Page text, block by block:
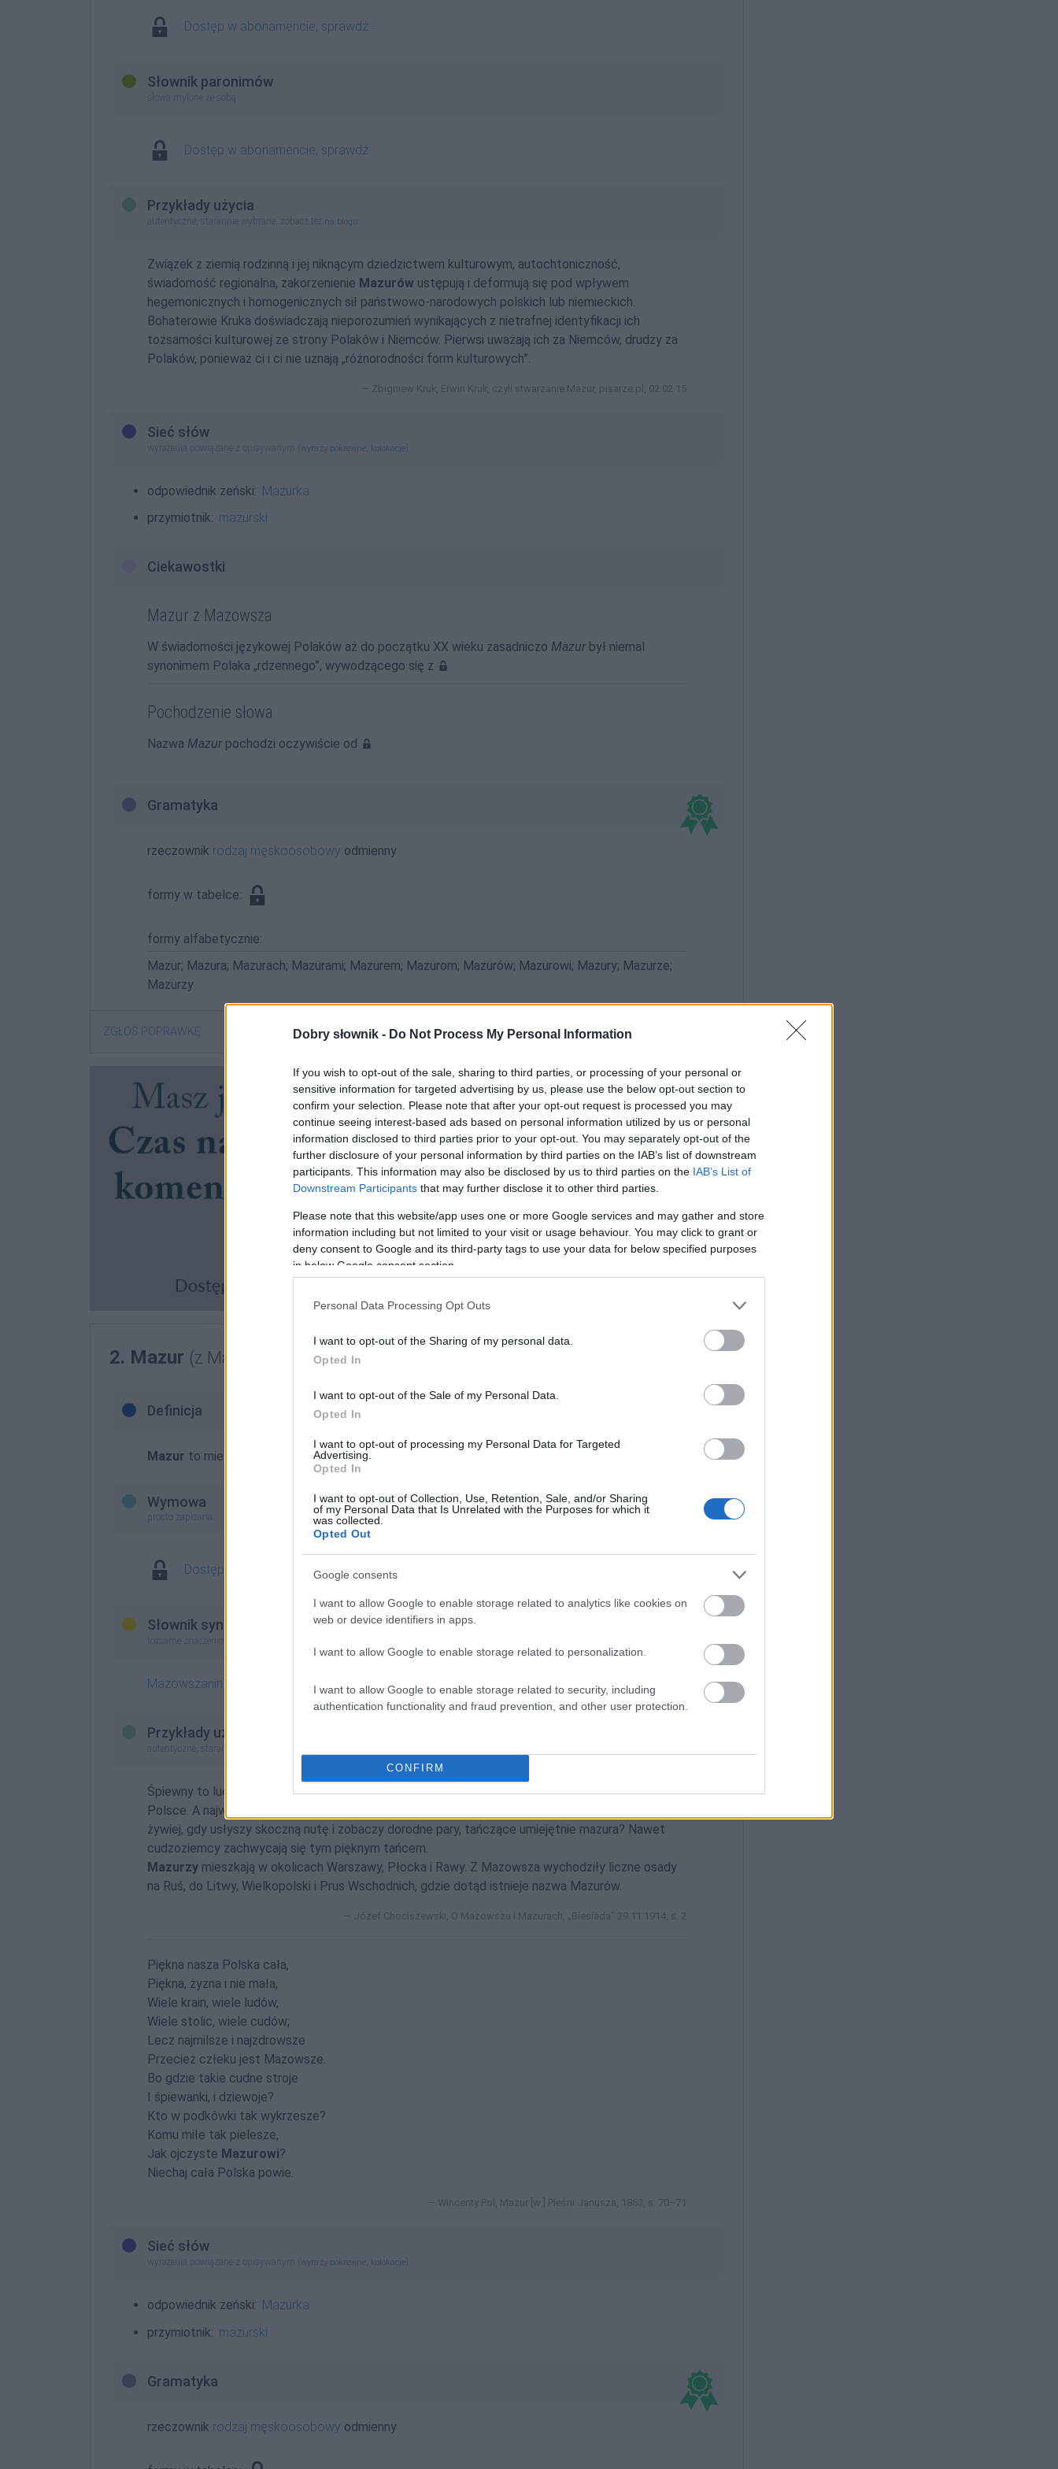
Dobry słownik - Do Not Process My Personal Information
If you wish to opt-out of the sale, sharing to third parties, or processing of your personal or
sensitive information for targeted advertising by us, please use the below opt-out section to
confirm your selection. Please note that after your opt-out request is processed you may
continue seeing interest-based ads based on personal information utilized by us or personal
information disclosed to third parties prior to your opt-out. You may separately opt-out of the
further disclosure of your personal information by third parties on the IAB’s list of downstream
participants. This information may also be disclosed by us to third parties on the IAB’s List of
Downstream Participants that may further disclose it to other third parties.
Please note that this website/app uses one or more Google services and may gather and store
information including but not limited to your visit or usage behaviour. You may click to grant or
deny consent to Google and its third-party tags to use your data for below specified purposes
in below Google consent section.
Personal Data Processing Opt Outs
I want to opt-out of the Sharing of my personal data.
Opted In
I want to opt-out of the Sale of my Personal Data.
Opted In
I want to opt-out of processing my Personal Data for Targeted
Advertising.
Opted In
I want to opt-out of Collection, Use, Retention, Sale, and/or Sharing
of my Personal Data that Is Unrelated with the Purposes for which it
was collected.
Opted Out
Google consents
I want to allow Google to enable storage related to analytics like cookies on
web or device identifiers in apps.
I want to allow Google to enable storage related to personalization.
I want to allow Google to enable storage related to security, including
authentication functionality and fraud prevention, and other user protection.
CONFIRM
Dostęp w abonamencie, sprawdź
Słownik paronimów
słowa mylone ze sobą
Dostęp w abonamencie, sprawdź
Przykłady użycia
autentyczne, starannie wybrane, zobacz też na blogu
Związek z ziemią rodzinną i jej niknącym dziedzictwem kulturowym, autochtoniczność,
świadomość regionalna, zakorzenienie Mazurów ustępują i deformują się pod wpływem
hegemonicznych i homogenicznych sił państwowo-narodowych polskich lub niemieckich.
Bohaterowie Kruka doświadczają nieporozumień wynikających z nietrafnej identyfikacji ich
tożsamości kulturowej ze strony Polaków i Niemców. Pierwsi uważają ich za Niemców, drudzy za
Polaków, ponieważ ci i ci nie uznają „różnorodności form kulturowych”.
Zbigniew Kruk, Erwin Kruk, czyli stwarzanie Mazur, pisarze.pl, 02.02.15
Sieć słów
wyrażenia powiązane z opisywanym ( wyrazy pokrewne kolokacje
odpowiednik żeński: Mazurka
przymiotnik: mazurski
Ciekawostki
Mazur z Mazowsza
W świadomości językowej Polaków aż do początku XX wieku zasadniczo Mazurbył niemal
synonimem Polaka „rdzennego”, wywodzącego się z
Pochodzenie słowa
Nazwa Mazurpochodzi oczywiście od
Gramatyka
rzeczownik rodzaj męskoosobowy odmienny
formy w tabelce:
formy alfabetycznie:
Mazur; Mazura; Mazurach; Mazurami; Mazurem; Mazurom; Mazurów; Mazurowi; Mazury; Mazurze;
Mazurzy
ZGŁOŚ POPRAWKĘ
2. Mazur (z Mazowsza)
Definicja
Mazur to mieszkaniec Mazowsza; słowo nieco przestarzałe
Wymowa
prosto zapisana
Dostęp w abonamencie, sprawdź
Słownik synonimów
tożsame znaczeniowo (zastępcze słowa)
Mazowszanin
Przykłady użycia
autentyczne, starannie wybrane, zobacz też
Śpiewny to lud ci Mazurowie. Nuta i pieśń mazowiecka pod nazwą mazurków słyną w całej
Polsce. A najwięcej taniec mazur, król, że tak powiemy, polskich tańców. Komuż serce nie zabije
żywiej, gdy usłyszy skoczną nutę i zobaczy dorodne pary, tańczące umiejętnie mazura? Nawet
cudzoziemcy zachwycają się tym pięknym tańcem.
Mazurzy mieszkają w okolicach Warszawy, Płocka i Rawy. Z Mazowsza wychodziły liczne osady
na Ruś, do Litwy, Wielkopolski i Prus Wschodnich, gdzie dotąd istnieje nazwa Mazurów.
Józef Chociszewski, O Mazowszu i Mazurach, „Biesiada” 29.11.1914, s. 2
Piękna nasza Polska cała,
Piękna, żyzna i nie mała,
Wiele krain, wiele ludów,
Wiele stolic, wiele cudów;
Lecz najmilsze i najzdrowsze
Przecież człeku jest Mazowsze.
Bo gǳie takie cudne stroje
I śpiewanki, i ǳiewoje?
Kto w podkówki tak wykrzesze?
Komu miłe tak pielesze,
Jak ojczyste Mazurowi?
Niechaj cała Polska powie.
Wincenty Pol, Mazur [w:] Pieśni Janusza, 1863, s. 70–71
Sieć słów
wyrażenia powiązane z opisywanym ( wyrazy pokrewne kolokacje
odpowiednik żeński: Mazurka
przymiotnik: mazurski
Gramatyka
rzeczownik rodzaj męskoosobowy odmienny